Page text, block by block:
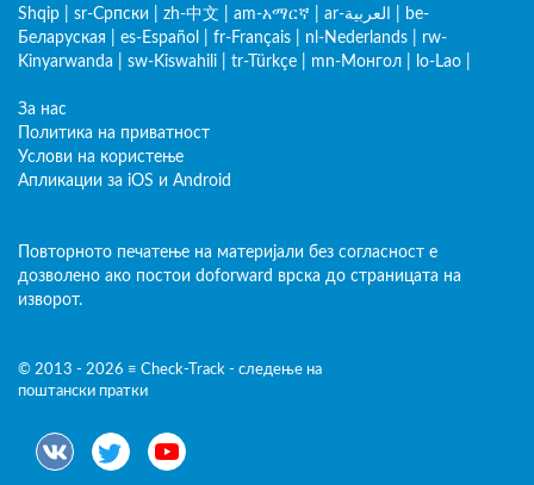
Shqip
sr-Српски zh-中文 am-አማርኛ ar-العربية
be-
Беларуская
es-Español fr-Français nl-Nederlands
rw-
Kinyarwanda
sw-Kiswahili tr-Türkçe mn-Монгол lo-Lao
За нас
Политика на приватност
Услови на користење
Апликации за iOS и Android
Повторното печатење на материјали без согласност е
дозволено ако постои doforward врска до страницата на
изворот.
© 2013 - 2026 ≡ Check-Track - следење на
поштански пратки